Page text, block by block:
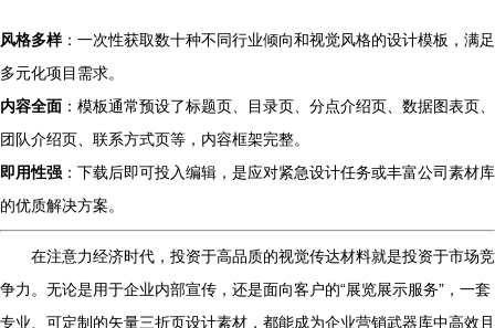
风格多样：一次性获取数十种不同行业倾向和视觉风格的设计模板，满足
多元化项目需求。
内容全面 ：模板通常预设了标题页、目录页、分点介绍页、数据图表页、
团队介绍页、联系方式页等，内容框架完整。
即用性强 ：下载后即可投入编辑，是应对紧急设计任务或丰富公司素材库
的优质解决方案。
在注意力经济时代，投资于高品质的视觉传达材料就是投资于市场竞
争力。无论是用于企业内部宣传，还是面向客户的“展览展示服务”，一套
专业、可定制的矢量三折页设计素材，都能成为企业营销武器库中高效且